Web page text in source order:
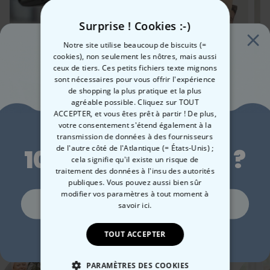
plaid à capuche personnalisé avec slogan
. Idéal pour un
marathon de films de Noël,pour vous ou en cadeau
. Alors,
Poids environ 1,4 kg
Désodorisant voiture
personnalisé avec visage
Chaussettes
personnalisées visage
19,99 €
Catégorie concernée
Consultez nos autres catégories de cadeux insolites
Surprise ! Cookies :-)
Notre site utilise beaucoup de biscuits (=
cookies), non seulement les nôtres, mais aussi
ceux de tiers. Ces petits fichiers texte mignons
sont nécessaires pour vous offrir l'expérience
de shopping la plus pratique et la plus
agréable possible. Cliquez sur TOUT
ACCEPTER, et vous êtes prêt à partir ! De plus,
votre consentement s'étend également à la
transmission de données à des fournisseurs
de l'autre côté de l'Atlantique (= États-Unis) ;
cela signifie qu'il existe un risque de
traitement des données à l'insu des autorités
publiques. Vous pouvez aussi bien sûr
modifier vos paramètres à tout momentà
savoir ici.
TOUT ACCEPTER
PARAMÈTRES DES COOKIES
Envie de
10 % de réduction ?
Oui, volontiers !
Non merci, je n'aime pas les réductions